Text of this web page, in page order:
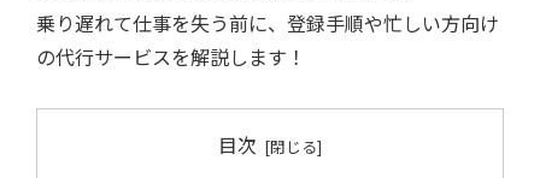
乗り遅れて仕事を失う前に、登録手順や忙しい方向け
の代行サービスを解説します！
目次